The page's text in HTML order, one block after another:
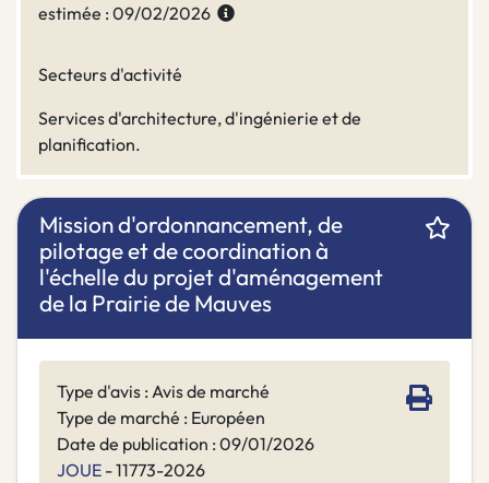
estimée : 09/02/2026
Secteurs d'activité
Services d'architecture, d'ingénierie et de
planification.
Mission d'ordonnancement, de
pilotage et de coordination à
l'échelle du projet d'aménagement
de la Prairie de Mauves
Type d'avis : Avis de marché
Type de marché : Européen
Date de publication : 09/01/2026
JOUE - 11773-2026